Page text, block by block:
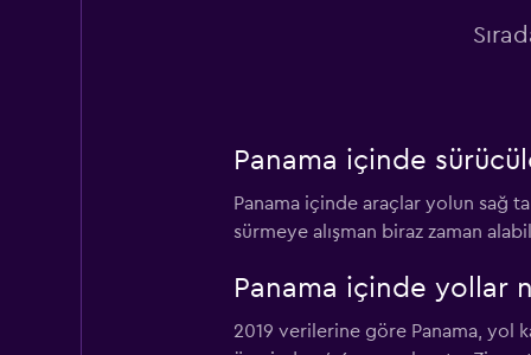
Deal Mobility Rent
5 konum
Panama içinde
Panama içinde araçlar yolun sağ
sürmeye alışman biraz zaman
Panama içinde yollar
2019 verilerine göre Panama, yol